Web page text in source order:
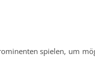
spielen, um